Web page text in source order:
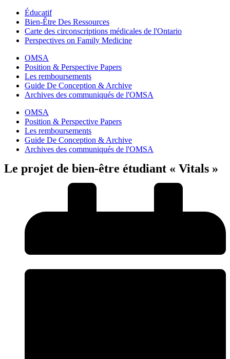
Éducatif
Bien-Être Des Ressources
Carte des circonscriptions médicales de l'Ontario
Perspectives on Family Medicine
OMSA
Position & Perspective Papers
Les remboursements
Guide De Conception & Archive
Archives des communiqués de l'OMSA
OMSA
Position & Perspective Papers
Les remboursements
Guide De Conception & Archive
Archives des communiqués de l'OMSA
Le projet de bien-être étudiant « Vitals »